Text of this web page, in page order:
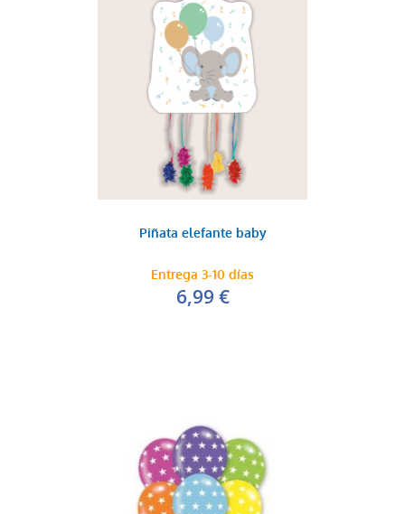
Piñata elefante baby
Entrega 3-10 días
6,99 €